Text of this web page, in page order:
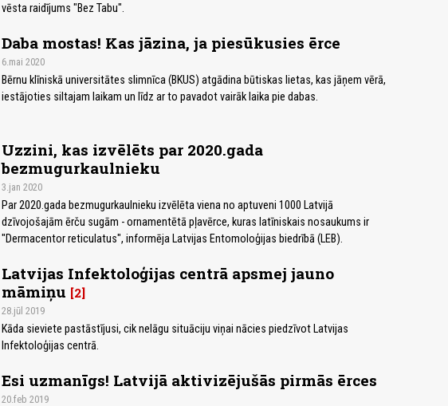
vēsta raidījums "Bez Tabu".
Daba mostas! Kas jāzina, ja piesūkusies ērce
6.mai 2020
Bērnu klīniskā universitātes slimnīca (BKUS) atgādina būtiskas lietas, kas jāņem vērā,
iestājoties siltajam laikam un līdz ar to pavadot vairāk laika pie dabas.
Uzzini, kas izvēlēts par 2020.gada
bezmugurkaulnieku
3.jan 2020
Par 2020.gada bezmugurkaulnieku izvēlēta viena no aptuveni 1000 Latvijā
dzīvojošajām ērču sugām - ornamentētā pļavērce, kuras latīniskais nosaukums ir
"Dermacentor reticulatus", informēja Latvijas Entomoloģijas biedrībā (LEB).
Latvijas Infektoloģijas centrā apsmej jauno
māmiņu 2
28.jūl 2019
Kāda sieviete pastāstījusi, cik nelāgu situāciju viņai nācies piedzīvot Latvijas
Infektoloģijas centrā.
Esi uzmanīgs! Latvijā aktivizējušās pirmās ērces
20.feb 2019